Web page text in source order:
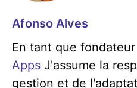
Afonso Alves
En tant que
Apps J'assume la
gestion et de